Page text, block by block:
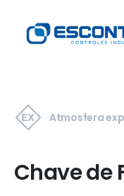
Atmosfera
Chave de